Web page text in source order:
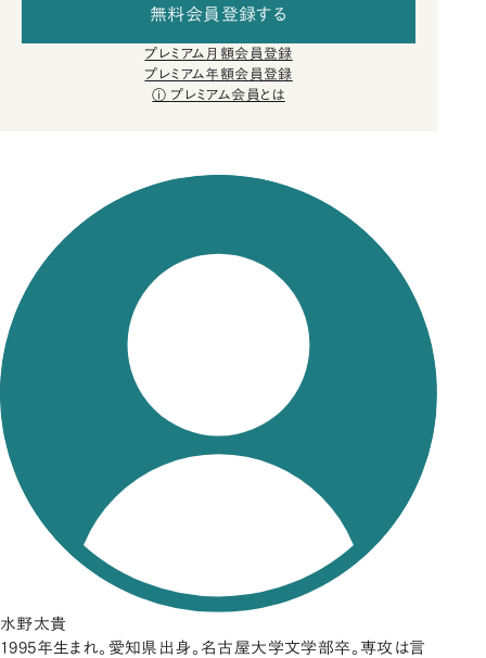
無料会員登録する
プレミアム月額会員登録
プレミアム年額会員登録
プレミアム会員とは
水野太貴
1995年生まれ。愛知県出身。名古屋大学文学部卒。専攻は言